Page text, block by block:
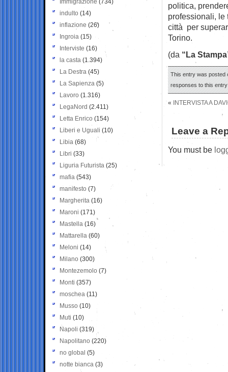
politica,
professionali, le
città per
Torino.
(da “La
This entry was posted
responses to this
« INTERVISTA A
Leave a
You must be
Immigrazione (734)
indulto (14)
inflazione (26)
Ingroia (15)
Interviste (16)
la casta (1.394)
La Destra (45)
La Sapienza (5)
Lavoro (1.316)
LegaNord (2.411)
Letta Enrico (154)
Liberi e Uguali (10)
Libia (68)
Libri (33)
Liguria Futurista (25)
mafia (543)
manifesto (7)
Margherita (16)
Maroni (171)
Mastella (16)
Mattarella (60)
Meloni (14)
Milano (300)
Montezemolo (7)
Monti (357)
moschea (11)
Musso (10)
Muti (10)
Napoli (319)
Napolitano (220)
no global (5)
notte bianca (3)